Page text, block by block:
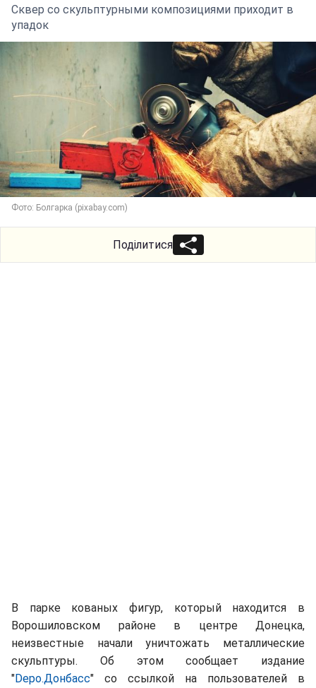
Сквер со скульптурными композициями приходит в
упадок
Фото: Болгарка (pixabay.com)
Поділитися
В парке кованых фигур, который находится в
Ворошиловском районе в центре Донецка,
неизвестные начали уничтожать металлические
скульптуры. Об этом сообщает издание
"Depo.Донбасс" со ссылкой на пользователей в